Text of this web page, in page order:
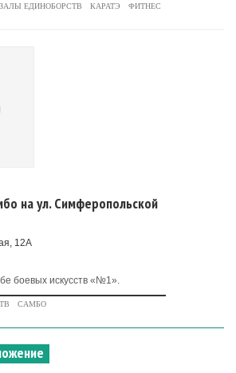
ЗАЛЫ ЕДИНОБОРСТВ КАРАТЭ ФИТНЕС
на ул. Симферопольской
12А
боевых искусств «№1».
САМБО